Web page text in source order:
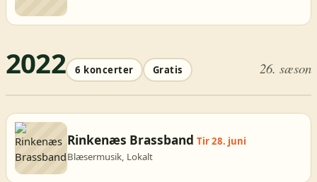
2022 6 koncerter Gratis 26. sæson
Rinkenæs Brassband Tir 28. juni
Blæsermusik, Lokalt